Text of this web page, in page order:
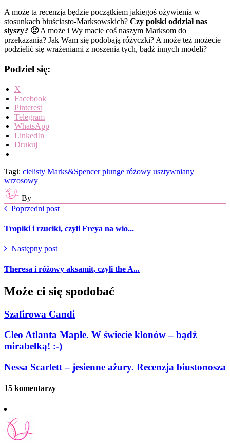
A może ta recenzja będzie początkiem jakiegoś ożywienia w
stosunkach biuściasto-Marksowskich? Czy polski oddział nas
słyszy? 🙂A może i Wy macie coś naszym Marksom do
przekazania? Jak Wam się podobają różyczki? A może też możecie
podzielić się wrażeniami z noszenia tych, bądź innych modeli?
Podziel się:
X
Facebook
Pinterest
Telegram
WhatsApp
LinkedIn
Drukuj
Tagi: cielisty Marks&Spencer plunge różowy usztywniany
wrzosowy
By
Poprzedni post
Tropiki i rzuciki, czyli Freya na wio...
Następny post
Theresa i różowy aksamit, czyli the A...
Może ci się spodobać
Szafirowa Candi
Cleo Atlanta Maple. W świecie klonów – bądź
mirabelką! :-)
Nessa Scarlett – jesienne ażury. Recenzja biustonosza
15 komentarzy